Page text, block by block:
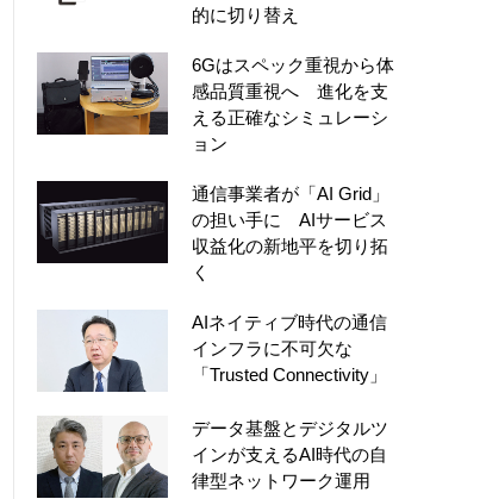
的に切り替え
6Gはスペック重視から体
感品質重視へ 進化を支
える正確なシミュレーシ
ョン
通信事業者が「AI Grid」
の担い手に AIサービス
収益化の新地平を切り拓
く
AIネイティブ時代の通信
インフラに不可欠な
「Trusted Connectivity」
データ基盤とデジタルツ
インが支えるAI時代の自
律型ネットワーク運用